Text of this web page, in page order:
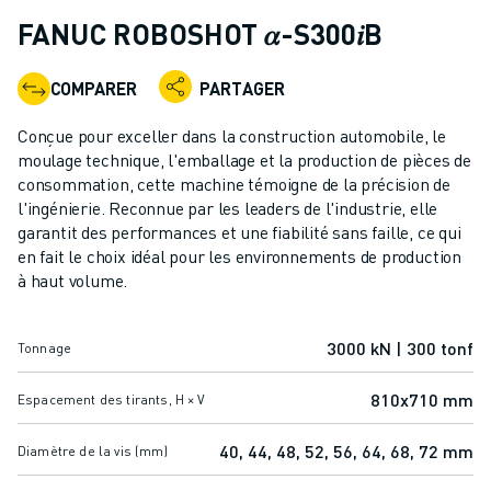
ROBOTS COLLABORATIFS
GAMME DE ROBOTS
CONTRÔLEURS DE ROBOTS
ACCESSOIRES POUR ROBOTS
LOGICIEL ROBOT
LOGICIEL DE SIMULATION
PRODUITS DE ROBOTIQUE ÉDUCATIVE
AUTOMATISATION DES ROBOTS
ROBOTS DE SOUDAGE À L'ARC
SÉRIE M-900
ROBOTS POUR L'ALIMENTATION ET LES SALLES BLANCHES
ROBOTS DE PEINTURE
FANUC ROBOSHOT 𝛼-S300𝑖B
COMPARER PARTAGER
Conçue pour exceller dans la construction automobile, le
moulage technique, l'emballage et la production de pièces de
consommation, cette machine témoigne de la précision de
l'ingénierie. Reconnue par les leaders de l'industrie, elle
garantit des performances et une fiabilité sans faille, ce qui
en fait le choix idéal pour les environnements de production
à haut volume.
Tonnage 3000 kN | 300 tonf
Espacement des tirants, H × V 810x710 mm
Diamètre de la vis (mm) 40, 44, 48, 52, 56, 64, 68, 72 mm